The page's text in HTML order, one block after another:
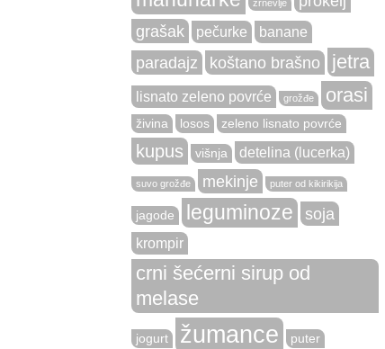
zrnevlje
grašak
pečurke banane
paradajz koštano brašno jetra
lisnato zeleno povrće grožđe orasi
živina losos zeleno lisnato povrće
kupus višnja detelina (lucerka)
suvo grožđe mekinje puter od kikirikija
jagode leguminoze soja
krompir
crni šećerni sirup od
melase
jogurt žumance puter